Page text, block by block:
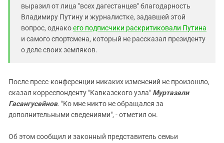
выразил от лица "всех дагестанцев" благодарность
Владимиру Путину и журналистке, задавшей этой
вопрос, однакоего подписчики раскритиковали Путина
и самого спортсмена, который не рассказал президенту
о деле своих земляков.
После пресс-конференции никаких изменений не произошло,
сказал корреспонденту "Кавказского узла" Муртазали
Гасангусейнов. "Ко мне никто не обращался за
дополнительными сведениями", - отметил он.
Об этом сообщил и законный представитель семьи